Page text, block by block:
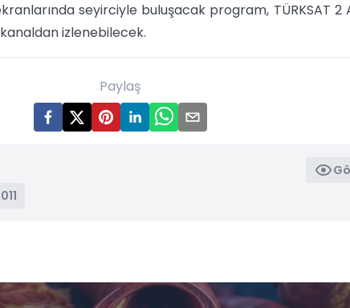
seyirciyle buluşacak program, TÜRKSAT 2
kanaldan izlenebilecek.
Paylaş